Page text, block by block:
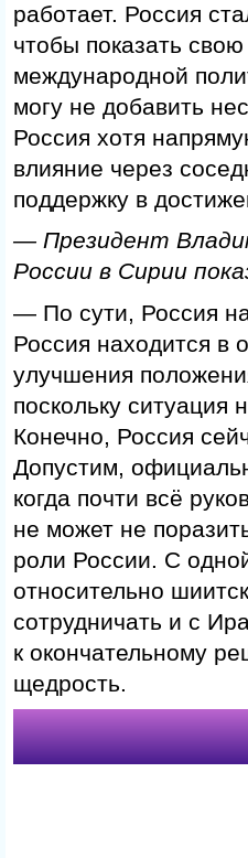
работает. Россия
чтобы показать
международной
могу не добавить
Россия хотя
влияние через
поддержку в
— Президент
России в Сирии
— По сути, Россия
Россия находится в
улучшения
поскольку ситуация
Конечно, Россия
Допустим,
когда почти всё
не может не
роли России. С
относительно
сотрудничать и с
к окончательному
щедрость.